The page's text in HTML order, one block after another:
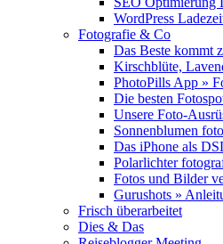
WordPress
Fotografie & Co
Das Beste kommt
Kirschblüte,
PhotoPills App »
Die besten
Unsere Foto-
Sonnenblumen
Das iPhone als
Polarlichter
Fotos und Bilder
Gurushots »
Frisch überarbeitet
Dies & Das